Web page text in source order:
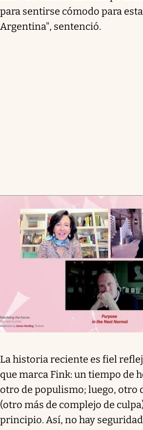
para sentirse cómodo para
Argentina", sentenció.
La historia reciente es fiel
que marca Fink: un tiempo de
otro de populismo; luego, otro
(otro más de complejo de
principio. Así, no hay